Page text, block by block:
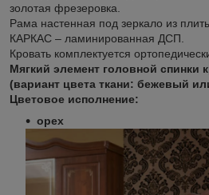
золотая фрезеровка.
Рама настенная под зеркало из
КАРКАС – ламинированная ДСП.
Кровать комплектуется
Мягкий элемент головной спинки
(вариант цвета ткани: бежевый
Цветовое исполнение:
орех